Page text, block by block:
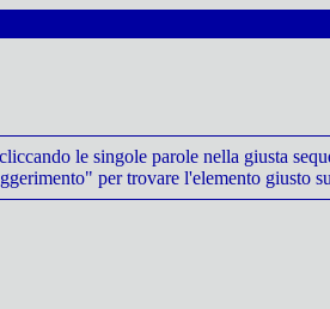
le singole parole nella giusta
per trovare l'elemento giusto